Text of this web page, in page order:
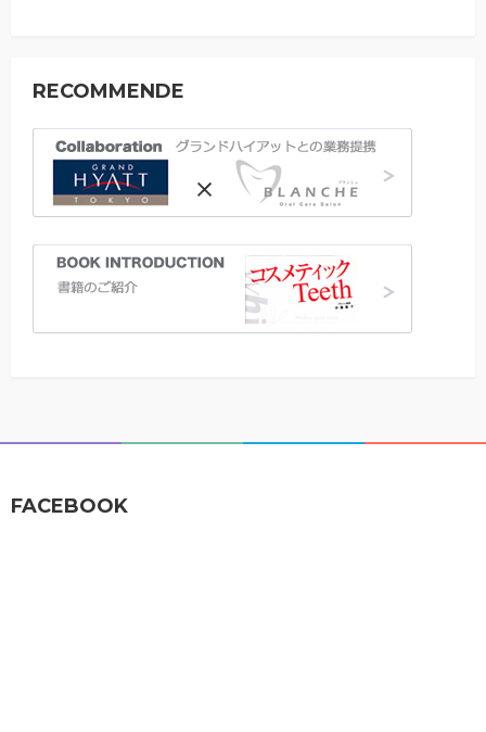
RECOMMENDE
FACEBOOK